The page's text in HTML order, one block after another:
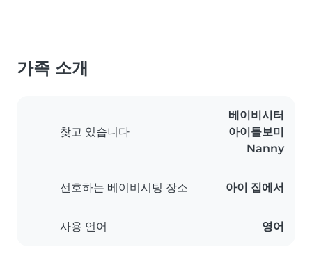
가족 소개
찾고 있습니다
베이비시터
아이돌보미
Nanny
선호하는 베이비시팅 장소 아이 집에서
사용 언어 영어